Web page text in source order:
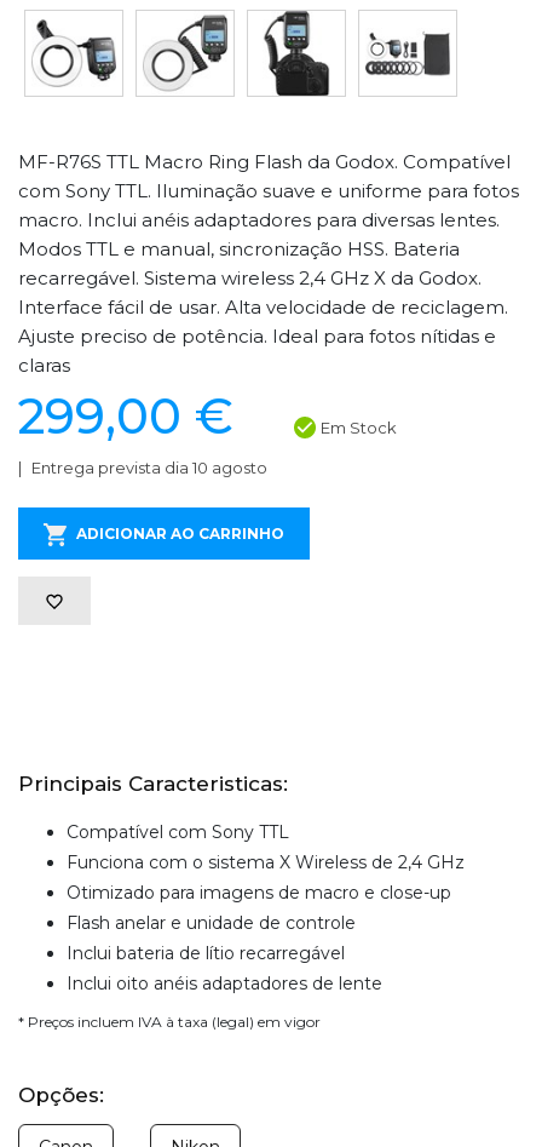
MF-R76S TTL Macro Ring Flash da Godox. Compatível
com Sony TTL. Iluminação suave e uniforme para fotos
macro. Inclui anéis adaptadores para diversas lentes.
Modos TTL e manual, sincronização HSS. Bateria
recarregável. Sistema wireless 2,4 GHz X da Godox.
Interface fácil de usar. Alta velocidade de reciclagem.
Ajuste preciso de potência. Ideal para fotos nítidas e
claras
299,00 € Em Stock
Entrega prevista dia 10 agosto
ADICIONAR AO CARRINHO
Principais Caracteristicas:
Compatível com Sony TTL
Funciona com o sistema X Wireless de 2,4 GHz
Otimizado para imagens de macro e close-up
Flash anelar e unidade de controle
Inclui bateria de lítio recarregável
Inclui oito anéis adaptadores de lente
* Preços incluem IVA à taxa (legal) em vigor
Opções: